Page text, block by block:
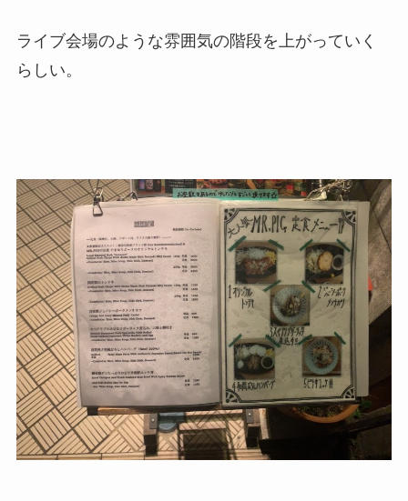
ライブ会場のような雰囲気の階段を上がっていく
らしい。